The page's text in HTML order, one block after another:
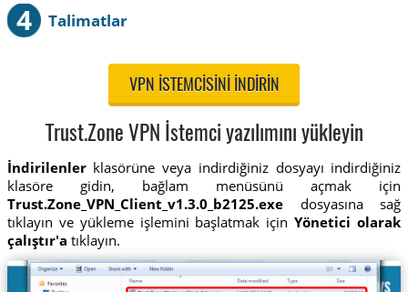
4 Talimatlar
VPN ISTEMCISINI INDIRIN
Trust.Zone VPN İstemci yazılımını yükleyin
İndirilenlerklasörüne veya indirdiğiniz dosyayı indirdiğiniz
klasöre gidin, bağlam menüsünü açmak için
Trust.Zone_VPN_Client_v1.3.0_b2125.exedosyasına sağ
tıklayın ve yükleme işlemini başlatmak içinYönetici olarak
çalıştır'a tıklayın.